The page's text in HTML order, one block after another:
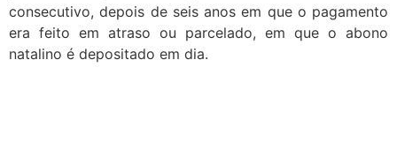
consecutivo, depois de seis anos em que o pagamento
era feito em atraso ou parcelado, em que o abono
natalino é depositado em dia.